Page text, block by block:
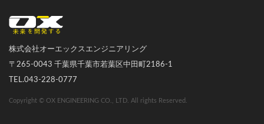
株式会社オーエックスエンジニアリング
〒265-0043 千葉県千葉市若葉区中田町2186-1
TEL.043-228-0777
Copyright © OX ENGINEERING CO., LTD. All rights Reserved.